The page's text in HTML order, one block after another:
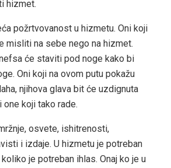
hizmet.
požrtvovanost u hizmetu. Oni koji
misliti na sebe nego na hizmet.
će staviti pod noge kako bi
Oni koji na ovom putu pokažu
njihova glava bit će uzdignuta
one koji tako rade.
osvete, ishitrenosti,
i izdaje. U hizmetu je potreban
je potreban ihlas. Onaj ko je u